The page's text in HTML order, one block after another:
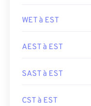
WET à EST
AEST à EST
SAST à EST
CST à EST